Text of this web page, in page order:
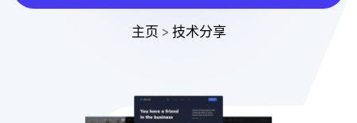
主页 > 技术分享